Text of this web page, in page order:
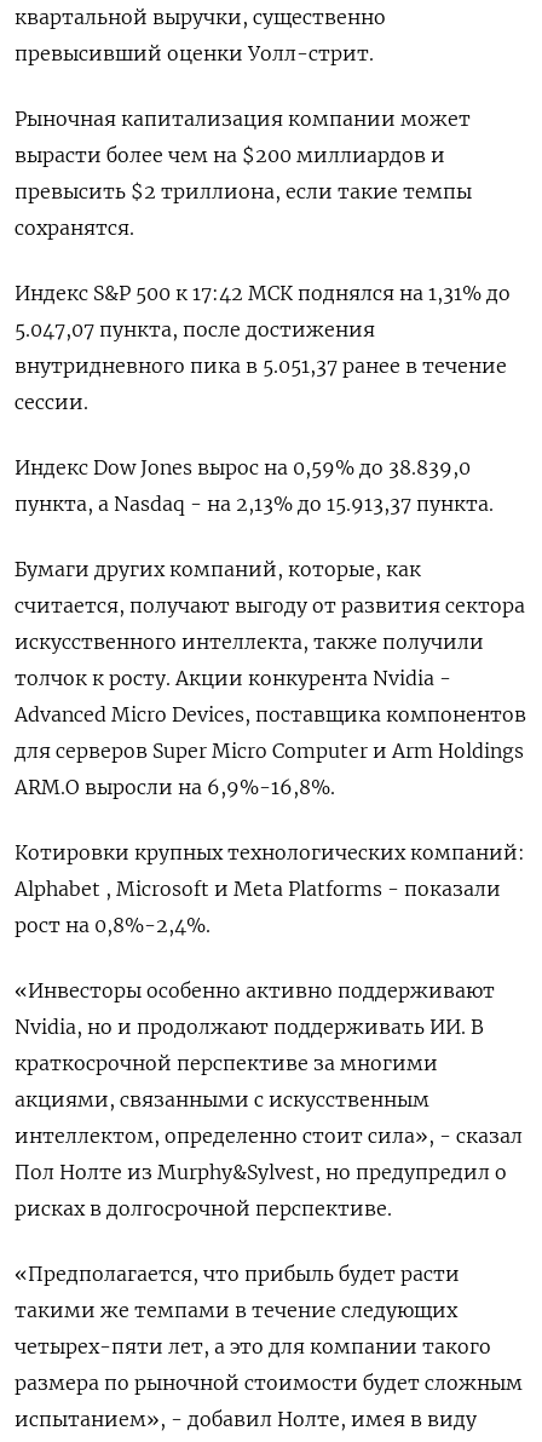
квартальной выручки, существенно
превысивший оценки Уолл-стрит.
Рыночная капитализация компании может
вырасти более чем на $200 миллиардов и
превысить $2 триллиона, если такие темпы
сохранятся.
Индекс S&P 500 к 17:42 МСК поднялся на 1,31% до
5.047,07 пункта, после достижения
внутридневного пика в 5.051,37 ранее в течение
сессии.
Индекс Dow Jones вырос на 0,59% до 38.839,0
пункта, а Nasdaq - на 2,13% до 15.913,37 пункта.
Бумаги других компаний, которые, как
считается, получают выгоду от развития сектора
искусственного интеллекта, также получили
толчок к росту. Акции конкурента Nvidia -
Advanced Micro Devices, поставщика компонентов
для серверов Super Micro Computer и Arm Holdings
ARM.O выросли на 6,9%-16,8%.
Котировки крупных технологических компаний:
Alphabet , Microsoft и Meta Platforms - показали
рост на 0,8%-2,4%.
«Инвесторы особенно активно поддерживают
Nvidia, но и продолжают поддерживать ИИ. В
краткосрочной перспективе за многими
акциями, связанными с искусственным
интеллектом, определенно стоит сила», - сказал
Пол Нолте из Murphy&Sylvest, но предупредил о
рисках в долгосрочной перспективе.
«Предполагается, что прибыль будет расти
такими же темпами в течение следующих
четырех-пяти лет, а это для компании такого
размера по рыночной стоимости будет сложным
испытанием», - добавил Нолте, имея в виду